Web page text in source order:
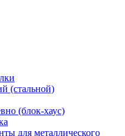
(стальной)
(блок-хаус)
для металлического